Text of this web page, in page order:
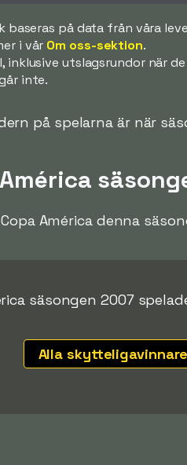
baseras på data från våra
i vår Om oss-sektion.
inklusive utslagsrundor när
inte.
på spelarna är när
América denna
säsongen 2007
Alla